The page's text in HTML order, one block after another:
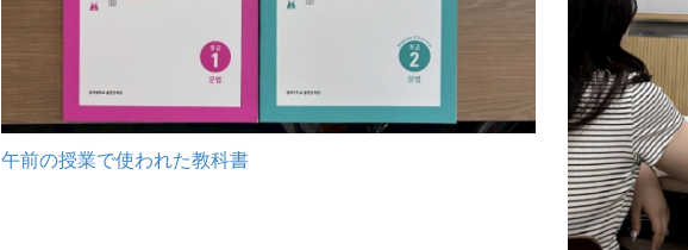
午前の授業で使われた教科書